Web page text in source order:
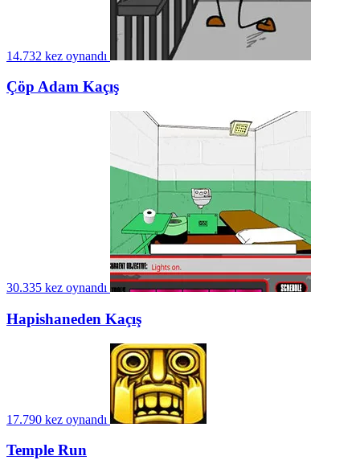
14.732 kez oynandı
Çöp Adam Kaçış
30.335 kez oynandı
Hapishaneden Kaçış
17.790 kez oynandı
Temple Run